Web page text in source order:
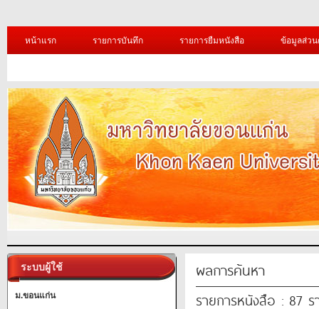
หน้าแรก รายการบันทึก รายการยืมหนังสือ ข้อมูลส่ว
ระบบผู้ใช้
ม.ขอนแก่น
ผลการค้นหา
รายการหนังสือ : 87 ร